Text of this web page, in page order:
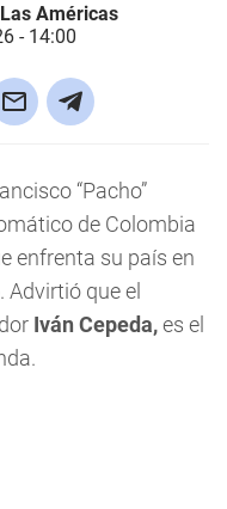
Américas
- 14:00
“Pacho”
de Colombia
enfrenta su país en
Advirtió que el
Iván Cepeda,es el